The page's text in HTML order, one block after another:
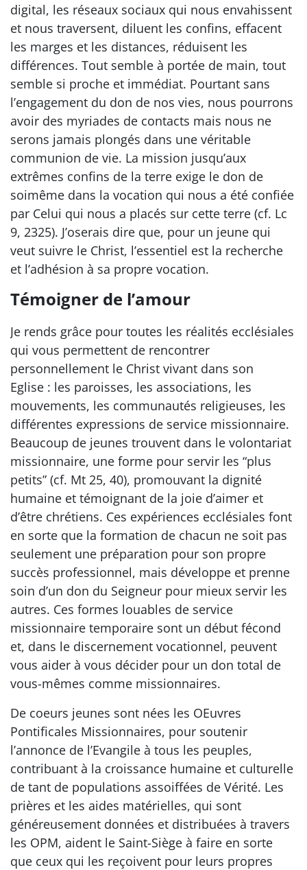
digital, les réseaux sociaux qui nous envahissent
et nous traversent, diluent les confins, effacent
les marges et les distances, réduisent les
différences. Tout semble à portée de main, tout
semble si proche et immédiat. Pourtant sans
l’engagement du don de nos vies, nous pourrons
avoir des myriades de contacts mais nous ne
serons jamais plongés dans une véritable
communion de vie. La mission jusqu’aux
extrêmes confins de la terre exige le don de
soimême dans la vocation qui nous a été confiée
par Celui qui nous a placés sur cette terre (cf. Lc
9, 2325). J’oserais dire que, pour un jeune qui
veut suivre le Christ, l’essentiel est la recherche
et l’adhésion à sa propre vocation.
Témoigner de l’amour
Je rends grâce pour toutes les réalités ecclésiales
qui vous permettent de rencontrer
personnellement le Christ vivant dans son
Eglise : les paroisses, les associations, les
mouvements, les communautés religieuses, les
différentes expressions de service missionnaire.
Beaucoup de jeunes trouvent dans le volontariat
missionnaire, une forme pour servir les “plus
petits” (cf. Mt 25, 40), promouvant la dignité
humaine et témoignant de la joie d’aimer et
d’être chrétiens. Ces expériences ecclésiales font
en sorte que la formation de chacun ne soit pas
seulement une préparation pour son propre
succès professionnel, mais développe et prenne
soin d’un don du Seigneur pour mieux servir les
autres. Ces formes louables de service
missionnaire temporaire sont un début fécond
et, dans le discernement vocationnel, peuvent
vous aider à vous décider pour un don total de
vous-mêmes comme missionnaires.
De coeurs jeunes sont nées les OEuvres
Pontificales Missionnaires, pour soutenir
l’annonce de l’Evangile à tous les peuples,
contribuant à la croissance humaine et culturelle
de tant de populations assoiffées de Vérité. Les
prières et les aides matérielles, qui sont
généreusement données et distribuées à travers
les OPM, aident le Saint-Siège à faire en sorte
que ceux qui les reçoivent pour leurs propres